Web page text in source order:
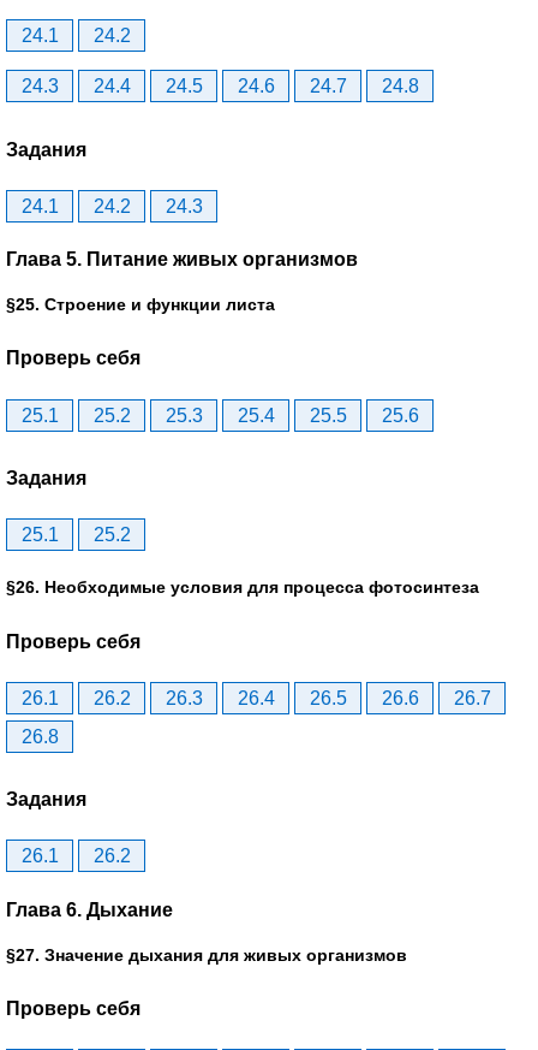
24.1 24.2
24.3 24.4 24.5 24.6 24.7 24.8
Задания
24.1 24.2 24.3
Глава 5. Питание живых организмов
§25. Строение и функции листа
Проверь себя
25.1 25.2 25.3 25.4 25.5 25.6
Задания
25.1 25.2
§26. Необходимые условия для процесса фотосинтеза
Проверь себя
26.1 26.2 26.3 26.4 26.5 26.6
26.7
26.8
Задания
26.1 26.2
Глава 6. Дыхание
§27. Значение дыхания для живых организмов
Проверь себя